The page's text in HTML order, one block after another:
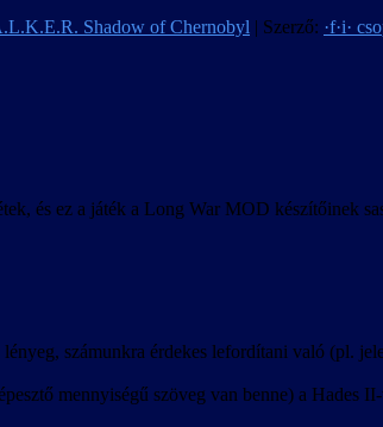
Shadow of Chernobyl | Szerző: ·f·i·
és ez a játék a Long War MOD készítőinek
számunkra érdekes lefordítani való (pl.
mennyiségű szöveg van benne) a Hades